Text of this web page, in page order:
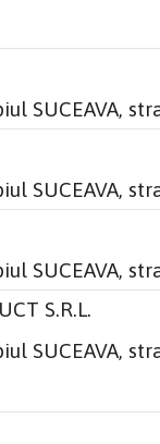
SUCEAVA,
SUCEAVA,
SUCEAVA,
S.R.L.
SUCEAVA,